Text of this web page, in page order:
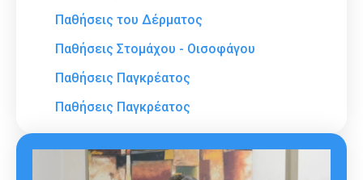
Παθήσεις του Δέρματος
Παθήσεις Στομάχου - Οισοφάγου
Παθήσεις Παγκρέατος
Παθήσεις Παγκρέατος